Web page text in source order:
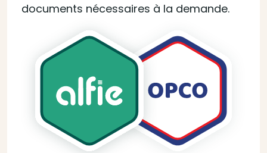
documents nécessaires à la demande.